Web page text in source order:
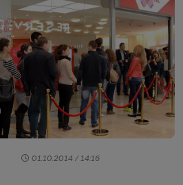
01.10.2014 / 14:16